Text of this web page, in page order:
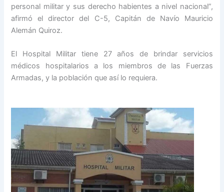
personal militar y sus derecho habientes a nivel nacional”,
afirmó el director del C-5, Capitán de Navío Mauricio
Alemán Quiroz.
El Hospital Militar tiene 27 años de brindar servicios
médicos hospitalarios a los miembros de las Fuerzas
Armadas, y la población que así lo requiera.